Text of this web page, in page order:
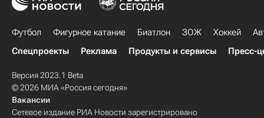
Футбол Фигурное катание Биатлон ЗОЖ Хоккей
Спецпроекты
Реклама Продукты и сервисы Пресс-
Версия 2023.1 Beta
© 2026 МИА «Россия сегодня»
Вакансии
Сетевое издание РИА Новости зарегистрировано